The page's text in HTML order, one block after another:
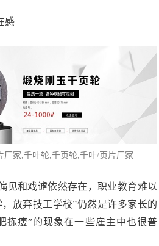
感
厂家,千叶轮,千页轮,千叶/页片厂家
见和戏谑依然存在，职业教育难以
放弃技工学校”仍然是许多家长的
拣瘦”的现象在一些雇主中也很普